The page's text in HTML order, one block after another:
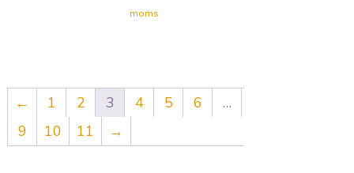
moms
← 1 2 3 4 5 6
…
9
10 11 →